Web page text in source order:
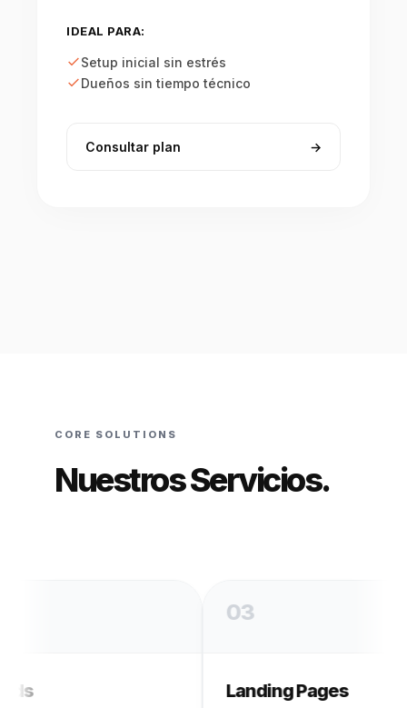
IDEAL PARA:
Setup inicial sin estrés
Dueños sin tiempo técnico
Consultar plan →
CORE SOLUTIONS
Nuestros Servicios.
Landing Pages